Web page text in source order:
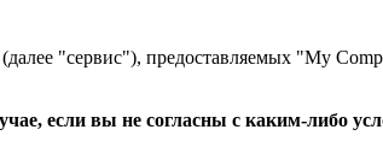
"сервис"), предоставляемых "My
если вы не согласны с каким-либо